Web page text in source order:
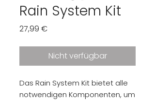
Rain System Kit
27,99 €Preis
Nicht verfügbar
Das Rain System Kit bietet alle
notwendigen Komponenten, um